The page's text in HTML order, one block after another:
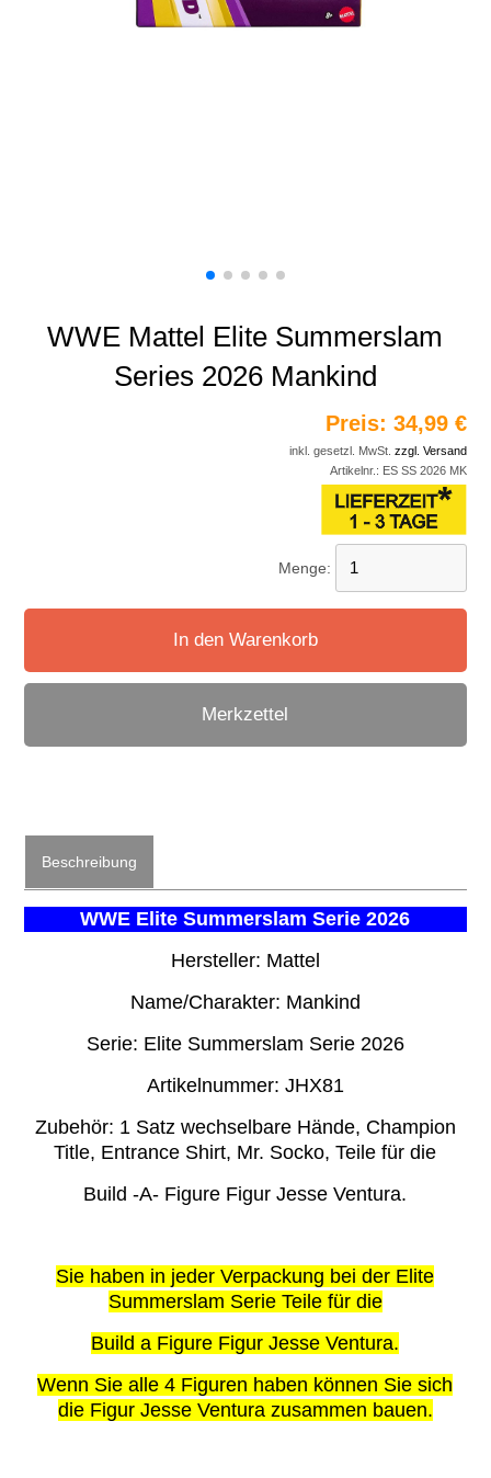
WWE Mattel Elite Summerslam
Series 2026 Mankind
Preis: 34,99 €
inkl. gesetzl. MwSt. zzgl. Versand
Artikelnr.: ES SS 2026 MK
Menge:
In den Warenkorb
Merkzettel
Beschreibung
WWE Elite Summerslam Serie 2026
Hersteller: Mattel
Name/Charakter: Mankind
Serie: Elite Summerslam Serie 2026
Artikelnummer: JHX81
Zubehör: 1 Satz wechselbare Hände, Champion
Title, Entrance Shirt, Mr. Socko, Teile für die
Build -A- Figure Figur Jesse Ventura.
Sie haben in jeder Verpackung bei der Elite
Summerslam Serie Teile für die
Build a Figure Figur Jesse Ventura.
Wenn Sie alle 4 Figuren haben können Sie sich
die Figur Jesse Ventura zusammen bauen.